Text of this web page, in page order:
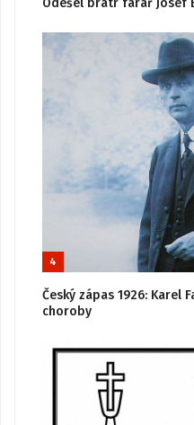
Odešel bratr farář Josef
4
Český zápas 1926: Karel
choroby